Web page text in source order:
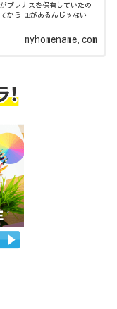
プレナスを保有していたの
からTOBがあるんじゃないと
myhomename.com